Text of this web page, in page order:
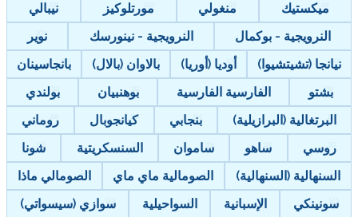
ميكستيك
منغولي مورتلوكيز
نيبالي
النرويجية - بوكمال
النرويجية - نينورسك
نوير
نيانجا (تشيتشيوا)
أوديا (أوريا) بالاوان (بالال)
بانجاسينان
بشتو
الفارسية الفارسية بوهنبيان
بولندي
البرتغالية (البرازيلية)
بنجابي كيانجوبال
روماني
روسي
ساهو ساموان السنسكريتية
شونا
السنهالية (السنهالية)
الصومالية ماي ماي
الصومالي ماذا
سونينكي
الإسبانية السواحيلية
سوازي (سيسواتي)